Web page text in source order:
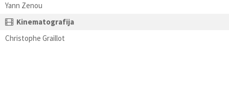
Yann Zenou
Kinematografija
Christophe Graillot